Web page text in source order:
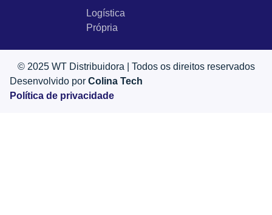
Logística
Própria
© 2025 WT Distribuidora | Todos os direitos reservados
Desenvolvido por Colina Tech
Política de privacidade